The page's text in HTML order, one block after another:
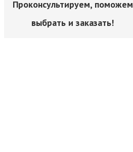
Проконсультируем, поможем
выбрать и заказать!